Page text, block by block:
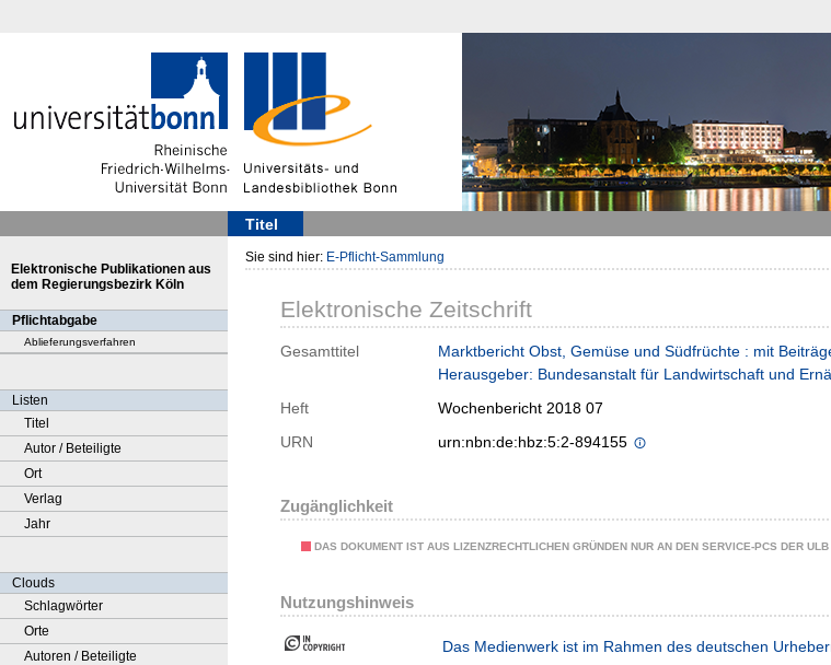
Titel
Elektronische Publikationen aus
dem Regierungsbezirk Köln
Pflichtabgabe
Ablieferungsverfahren
Listen
Titel
Autor / Beteiligte
Ort
Verlag
Jahr
Clouds
Schlagwörter
Orte
Autoren / Beteiligte
Sie sind hier: E-Pflicht-Sammlung
Elektronische Zeitschrift
Gesamttitel
Marktbericht Obst, Gemüse und Südfrüchte : mit
Herausgeber: Bundesanstalt für Landwirtschaft und
Heft
Wochenbericht 2018 07
URN
urn:nbn:de:hbz:5:2-894155
Zugänglichkeit
DAS DOKUMENT IST AUS LIZENZRECHTLICHEN GRÜNDEN NUR AN DEN SERVICE-PCS DER ULB
Nutzungshinweis
Das Medienwerk ist im Rahmen des deutschen